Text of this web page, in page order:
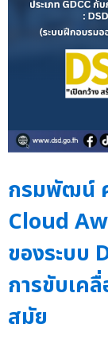
กรมพัฒน์ ค
Cloud
ของระบบ
การขับเค
สมัย